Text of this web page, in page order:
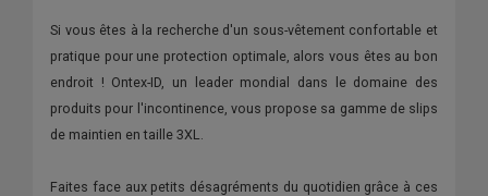
Si vous êtes à la recherche d'un sous-vêtement confortable et
pratique pour une protection optimale, alors vous êtes au bon
endroit ! Ontex-ID, un leader mondial dans le domaine des
produits pour l'incontinence, vous propose sa gamme de slips
de maintien en taille 3XL.
Faites face aux petits désagréments du quotidien grâce à ces